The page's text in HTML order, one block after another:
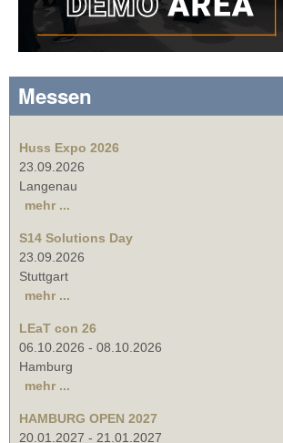
Messen
Huss Expo 2026
23.09.2026
Langenau
mehr ...
S14 Solutions Day
23.09.2026
Stuttgart
mehr ...
LEaT con 26
06.10.2026 - 08.10.2026
Hamburg
mehr ...
HAMBURG OPEN 2027
20.01.2027 - 21.01.2027